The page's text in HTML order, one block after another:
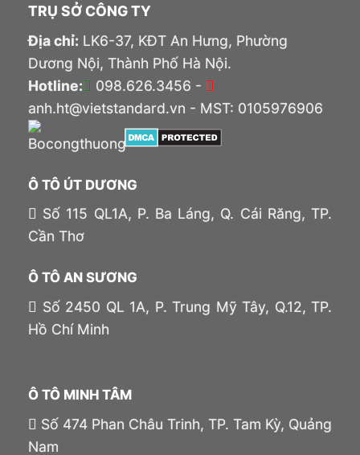
TRỤ SỞ CÔNG TY
Địa chỉ: LK6-37, KĐT An Hưng, Phường
Dương Nội, Thành Phố Hà Nội.
Hotline:
098.626.3456 -
anh.ht@vietstandard.vn - MST: 0105976906
Ô TÔ ÚT DƯƠNG
Số 115 QL1A, P. Ba Láng, Q. Cái Răng, TP.
Cần Thơ
Ô TÔ AN SƯƠNG
Số 2450 QL 1A, P. Trung Mỹ Tây, Q.12, TP.
Hồ Chí Minh
Ô TÔ MINH TÂM
Số 474 Phan Châu Trinh, TP. Tam Kỳ, Quảng
Nam